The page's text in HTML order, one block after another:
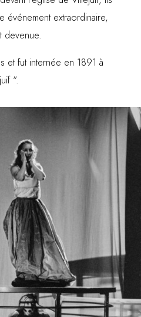
événement extraordinaire,
devenue.
et fut internée en 1891 à
“.